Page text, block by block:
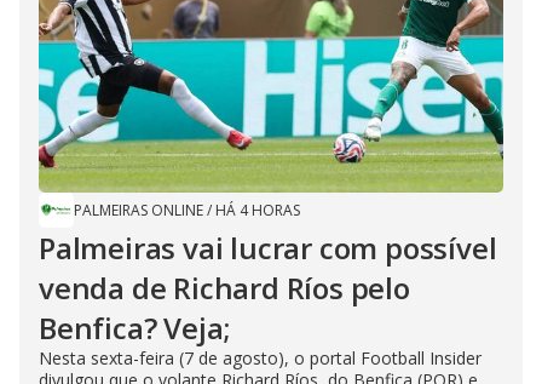
PALMEIRAS ONLINE/ HÁ 4 HORAS
Palmeiras vai lucrar com possível
venda de Richard Ríos pelo
Benfica? Veja;
Nesta sexta-feira (7 de agosto), o portal Football Insider
divulgou que o volante Richard Ríos, do Benfica (POR) e